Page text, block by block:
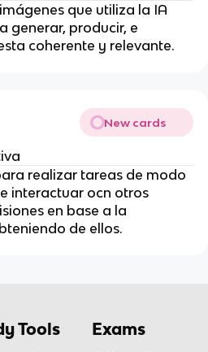
que utiliza la IA
generar, producir, e
coherente y relevante.
New cards
realizar tareas de modo
interactuar ocn otros
en base a la
de ellos.
Tools Exams